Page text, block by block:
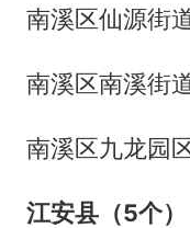
南溪区仙源街
南溪区南溪街
南溪区九龙园
江安县（5个）